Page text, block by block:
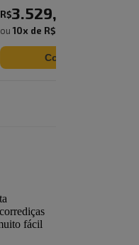
R$3.529,
ou 10x de R$ 352,99
Compre Agora